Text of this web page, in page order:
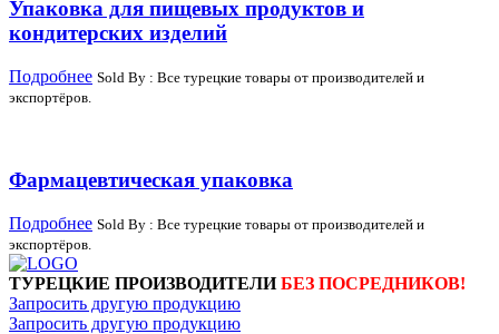
Упаковка для пищевых продуктов и
кондитерских изделий
Подробнее Sold By : Все турецкие товары от производителей и
экспортёров.
Фармацевтическая упаковка
Подробнее Sold By : Все турецкие товары от производителей и
экспортёров.
ТУРЕЦКИЕ ПРОИЗВОДИТЕЛИБЕЗ ПОСРЕДНИКОВ!
Запросить другую продукцию
Запросить другую продукцию